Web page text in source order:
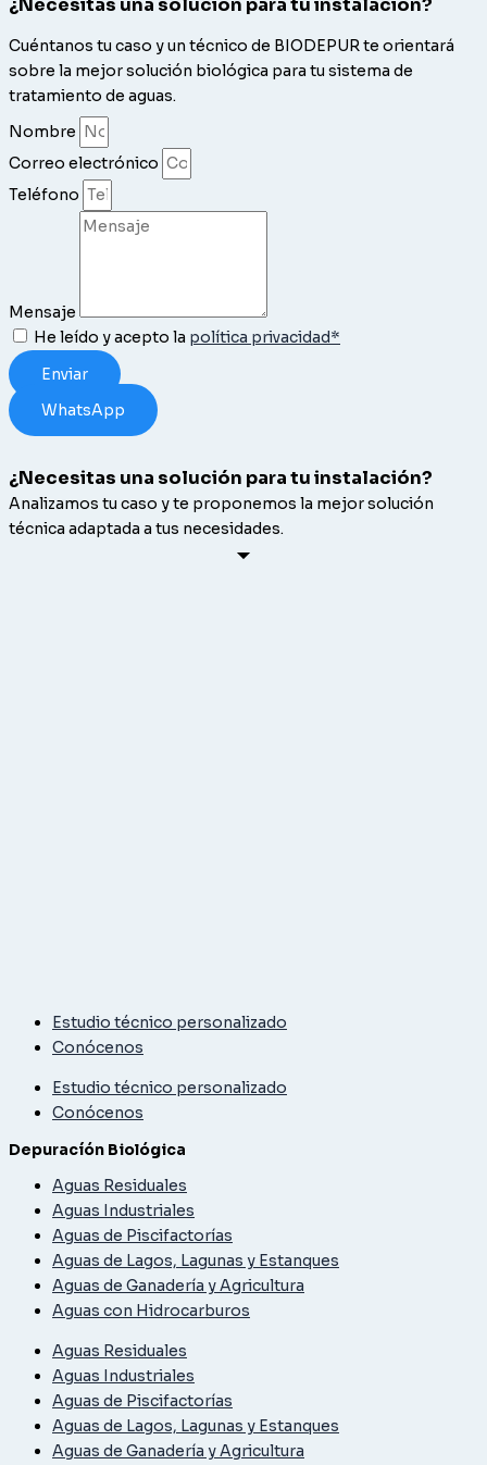
¿Necesitas una solución para tu instalación?
Cuéntanos tu caso y un técnico de BIODEPUR te orientará
sobre la mejor solución biológica para tu sistema de
tratamiento de aguas.
Nombre
Correo electrónico
Teléfono
Mensaje
He leído y acepto la política privacidad*
Enviar
WhatsApp
¿Necesitas una solución para tu instalación?
Analizamos tu caso y te proponemos la mejor solución
técnica adaptada a tus necesidades.
Estudio técnico personalizado
Conócenos
Estudio técnico personalizado
Conócenos
Depuracíón Biológica
Aguas Residuales
Aguas Industriales
Aguas de Piscifactorías
Aguas de Lagos, Lagunas y Estanques
Aguas de Ganadería y Agricultura
Aguas con Hidrocarburos
Aguas Residuales
Aguas Industriales
Aguas de Piscifactorías
Aguas de Lagos, Lagunas y Estanques
Aguas de Ganadería y Agricultura